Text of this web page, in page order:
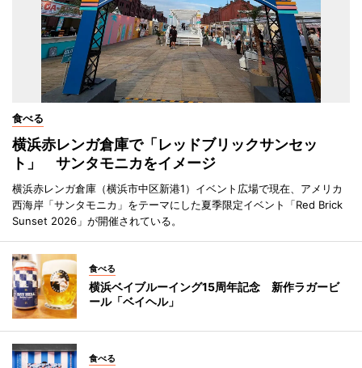
食べる
横浜赤レンガ倉庫で「レッドブリックサンセッ
ト」 サンタモニカをイメージ
横浜赤レンガ倉庫（横浜市中区新港1）イベント広場で現在、アメリカ
西海岸「サンタモニカ」をテーマにした夏季限定イベント「Red Brick
Sunset 2026」が開催されている。
食べる
横浜ベイブルーイング15周年記念 新作ラガービ
ール「ベイヘル」
食べる